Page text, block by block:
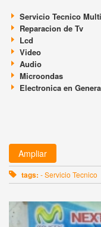
Servicio Tecnico
Reparacion de Tv
Lcd
Video
Audio
Microondas
Electronica en
Ampliar
tags: - Servicio Tecnico